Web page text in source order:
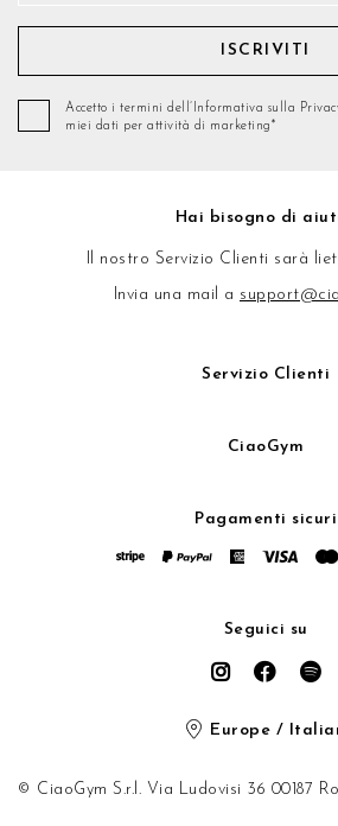
ISCRIVITI
Accetto i termini dell’Informativa sulla
miei dati per attività di marketing*
Hai bisogno di
Il nostro Servizio Clienti sarà
Invia una mail a
Servizio Clienti
CiaoGym
Pagamenti sicuri
Seguici su
Europe /
© CiaoGym S.r.l. Via Ludovisi 36 00187